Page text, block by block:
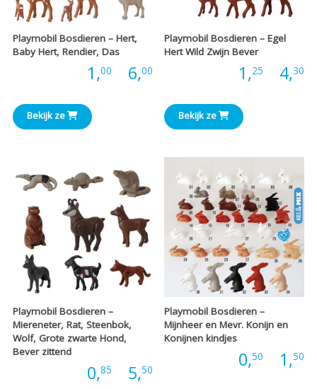
Playmobil Bosdieren – Hert,
Baby Hert, Rendier, Das
1,00 6,00Prijsklasse:
€1,00
tot
€6,00
Bekijk ze
Playmobil Bosdieren – Egel
Hert Wild Zwijn Bever
1,25 4,30
Bekijk ze
Playmobil Bosdieren –
Miereneter, Rat, Steenbok,
Wolf, Grote zwarte Hond,
Bever zittend
0,85 5,50Prijsklasse:
Playmobil Bosdieren –
Mijnheer en Mevr. Konijn en
Konijnen kindjes
0,50 1,50